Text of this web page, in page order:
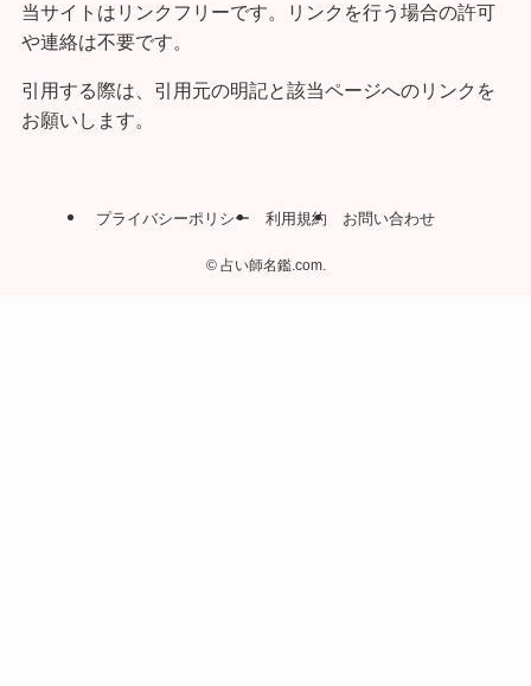
当サイトはリンクフリーです。リンクを行う場合の許可
や連絡は不要です。
引用する際は、引用元の明記と該当ページへのリンクを
お願いします。
プライバシーポリシー 利用規約 お問い合わせ
©占い師名鑑.com.